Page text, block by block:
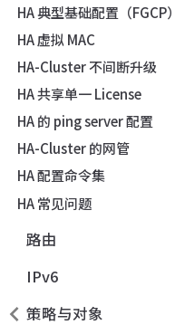
HA 典型基础配置（FGCP）
HA 虚拟 MAC
HA-Cluster 不间断升级
HA 共享单一 License
HA 的 ping server 配置
HA-Cluster 的网管
HA 配置命令集
HA 常见问题
路由
IPv6
策略与对象